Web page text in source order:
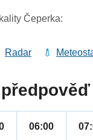
Čeperka:
Radar
06:00